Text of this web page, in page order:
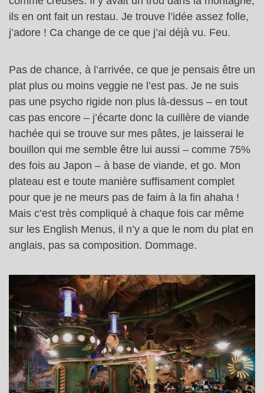
ils en ont fait un restau. Je trouve l’idée assez folle,
j’adore ! Ca change de ce que j’ai déjà vu. Feu.
Pas de chance, à l’arrivée, ce que je pensais être un
plat plus ou moins veggie ne l’est pas. Je ne suis
pas une psycho rigide non plus là-dessus – en tout
cas pas encore – j’écarte donc la cuillère de viande
hachée qui se trouve sur mes pâtes, je laisserai le
bouillon qui me semble être lui aussi – comme 75%
des fois au Japon – à base de viande, et go. Mon
plateau est e toute manière suffisament complet
pour que je ne meurs pas de faim à la fin ahaha !
Mais c’est très compliqué à chaque fois car même
sur les English Menus, il n’y a que le nom du plat en
anglais, pas sa composition. Dommage.